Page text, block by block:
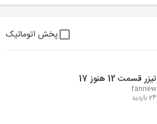
پخش اتوماتیک
تیزر قسمت 12 هنوز 17
fannew
24 بازدید